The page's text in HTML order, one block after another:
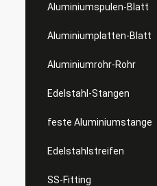
Aluminiumspulen-Blatt
Aluminiumplatten-Blatt
Aluminiumrohr-Rohr
Edelstahl-Stangen
feste Aluminiumstange
Edelstahlstreifen
SS-Fitting